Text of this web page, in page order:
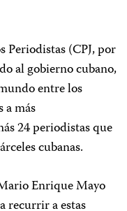
Periodistas (CPJ, por
al gobierno cubano,
entre los
a más
24 periodistas que
cubanas.
Enrique Mayo
recurrir a estas